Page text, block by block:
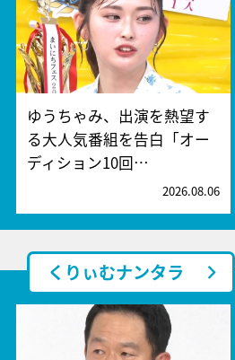
ゆうちゃみ、出演を熱望す
る大人気番組を告白「オー
ディション10回…
2026.08.06
くりぃむナンタラ